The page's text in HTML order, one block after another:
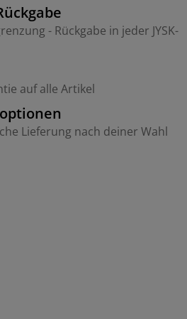
- Rückgabe in jeder JYSK-
auf alle Artikel
Lieferung nach deiner Wahl